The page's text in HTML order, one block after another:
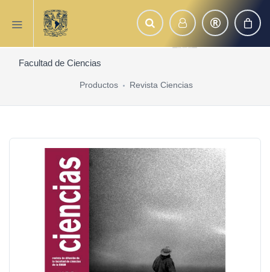
Facultad de Ciencias
Productos Revista Ciencias